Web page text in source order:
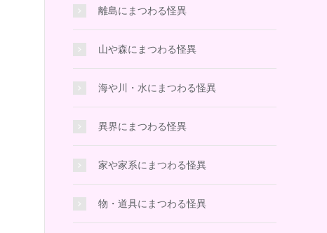
離島にまつわる怪異
山や森にまつわる怪異
海や川・水にまつわる怪異
異界にまつわる怪異
家や家系にまつわる怪異
物・道具にまつわる怪異